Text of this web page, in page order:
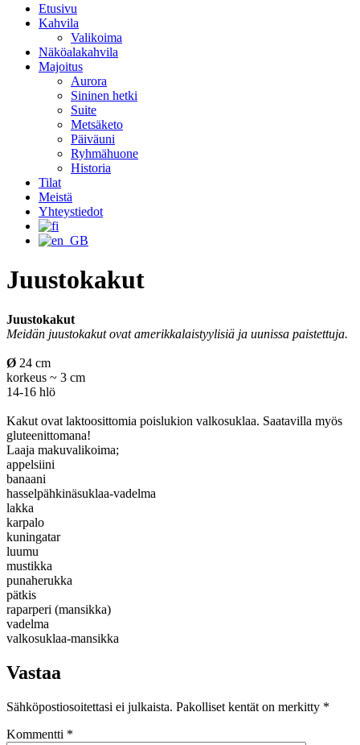
Etusivu
Kahvila
Valikoima
Näköalakahvila
Majoitus
Aurora
Sininen hetki
Suite
Metsäketo
Päiväuni
Ryhmähuone
Historia
Tilat
Meistä
Yhteystiedot
Juustokakut
Juustokakut
Meidän juustokakut ovat amerikkalaistyylisiä ja uunissa paistettuja.
Ø 24 cm
korkeus ~ 3 cm
14-16 hlö
Kakut ovat laktoosittomia poislukion valkosuklaa. Saatavilla myös
gluteenittomana!
Laaja makuvalikoima;
appelsiini
banaani
hasselpähkinäsuklaa-vadelma
lakka
karpalo
kuningatar
luumu
mustikka
punaherukka
pätkis
raparperi (mansikka)
vadelma
valkosuklaa-mansikka
Vastaa
Sähköpostiosoitettasi ei julkaista. Pakolliset kentät on merkitty *
Kommentti *